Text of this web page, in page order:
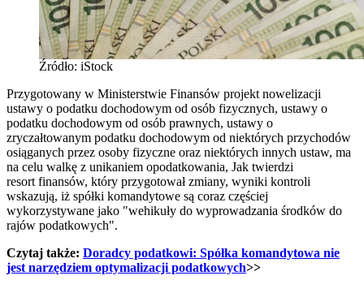
Źródło: iStock
Przygotowany w Ministerstwie Finansów projekt nowelizacji
ustawy o podatku dochodowym od osób fizycznych, ustawy o
podatku dochodowym od osób prawnych, ustawy o
zryczałtowanym podatku dochodowym od niektórych przychodów
osiąganych przez osoby fizyczne oraz niektórych innych ustaw, ma
na celu walkę z unikaniem opodatkowania, Jak twierdzi
resort finansów, który przygotował zmiany, wyniki kontroli
wskazują, iż spółki komandytowe są coraz częściej
wykorzystywane jako "wehikuły do wyprowadzania środków do
rajów podatkowych".
Czytaj także: Doradcy podatkowi: Spółka komandytowa nie
jest narzędziem optymalizacji podatkowych>>